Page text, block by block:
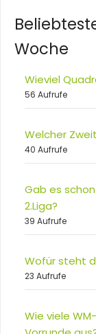
Woche
Wieviel
56 Aufrufe
Welcher
40 Aufrufe
Gab es
2.Liga?
39 Aufrufe
Wofür steht
23 Aufrufe
Wie viele